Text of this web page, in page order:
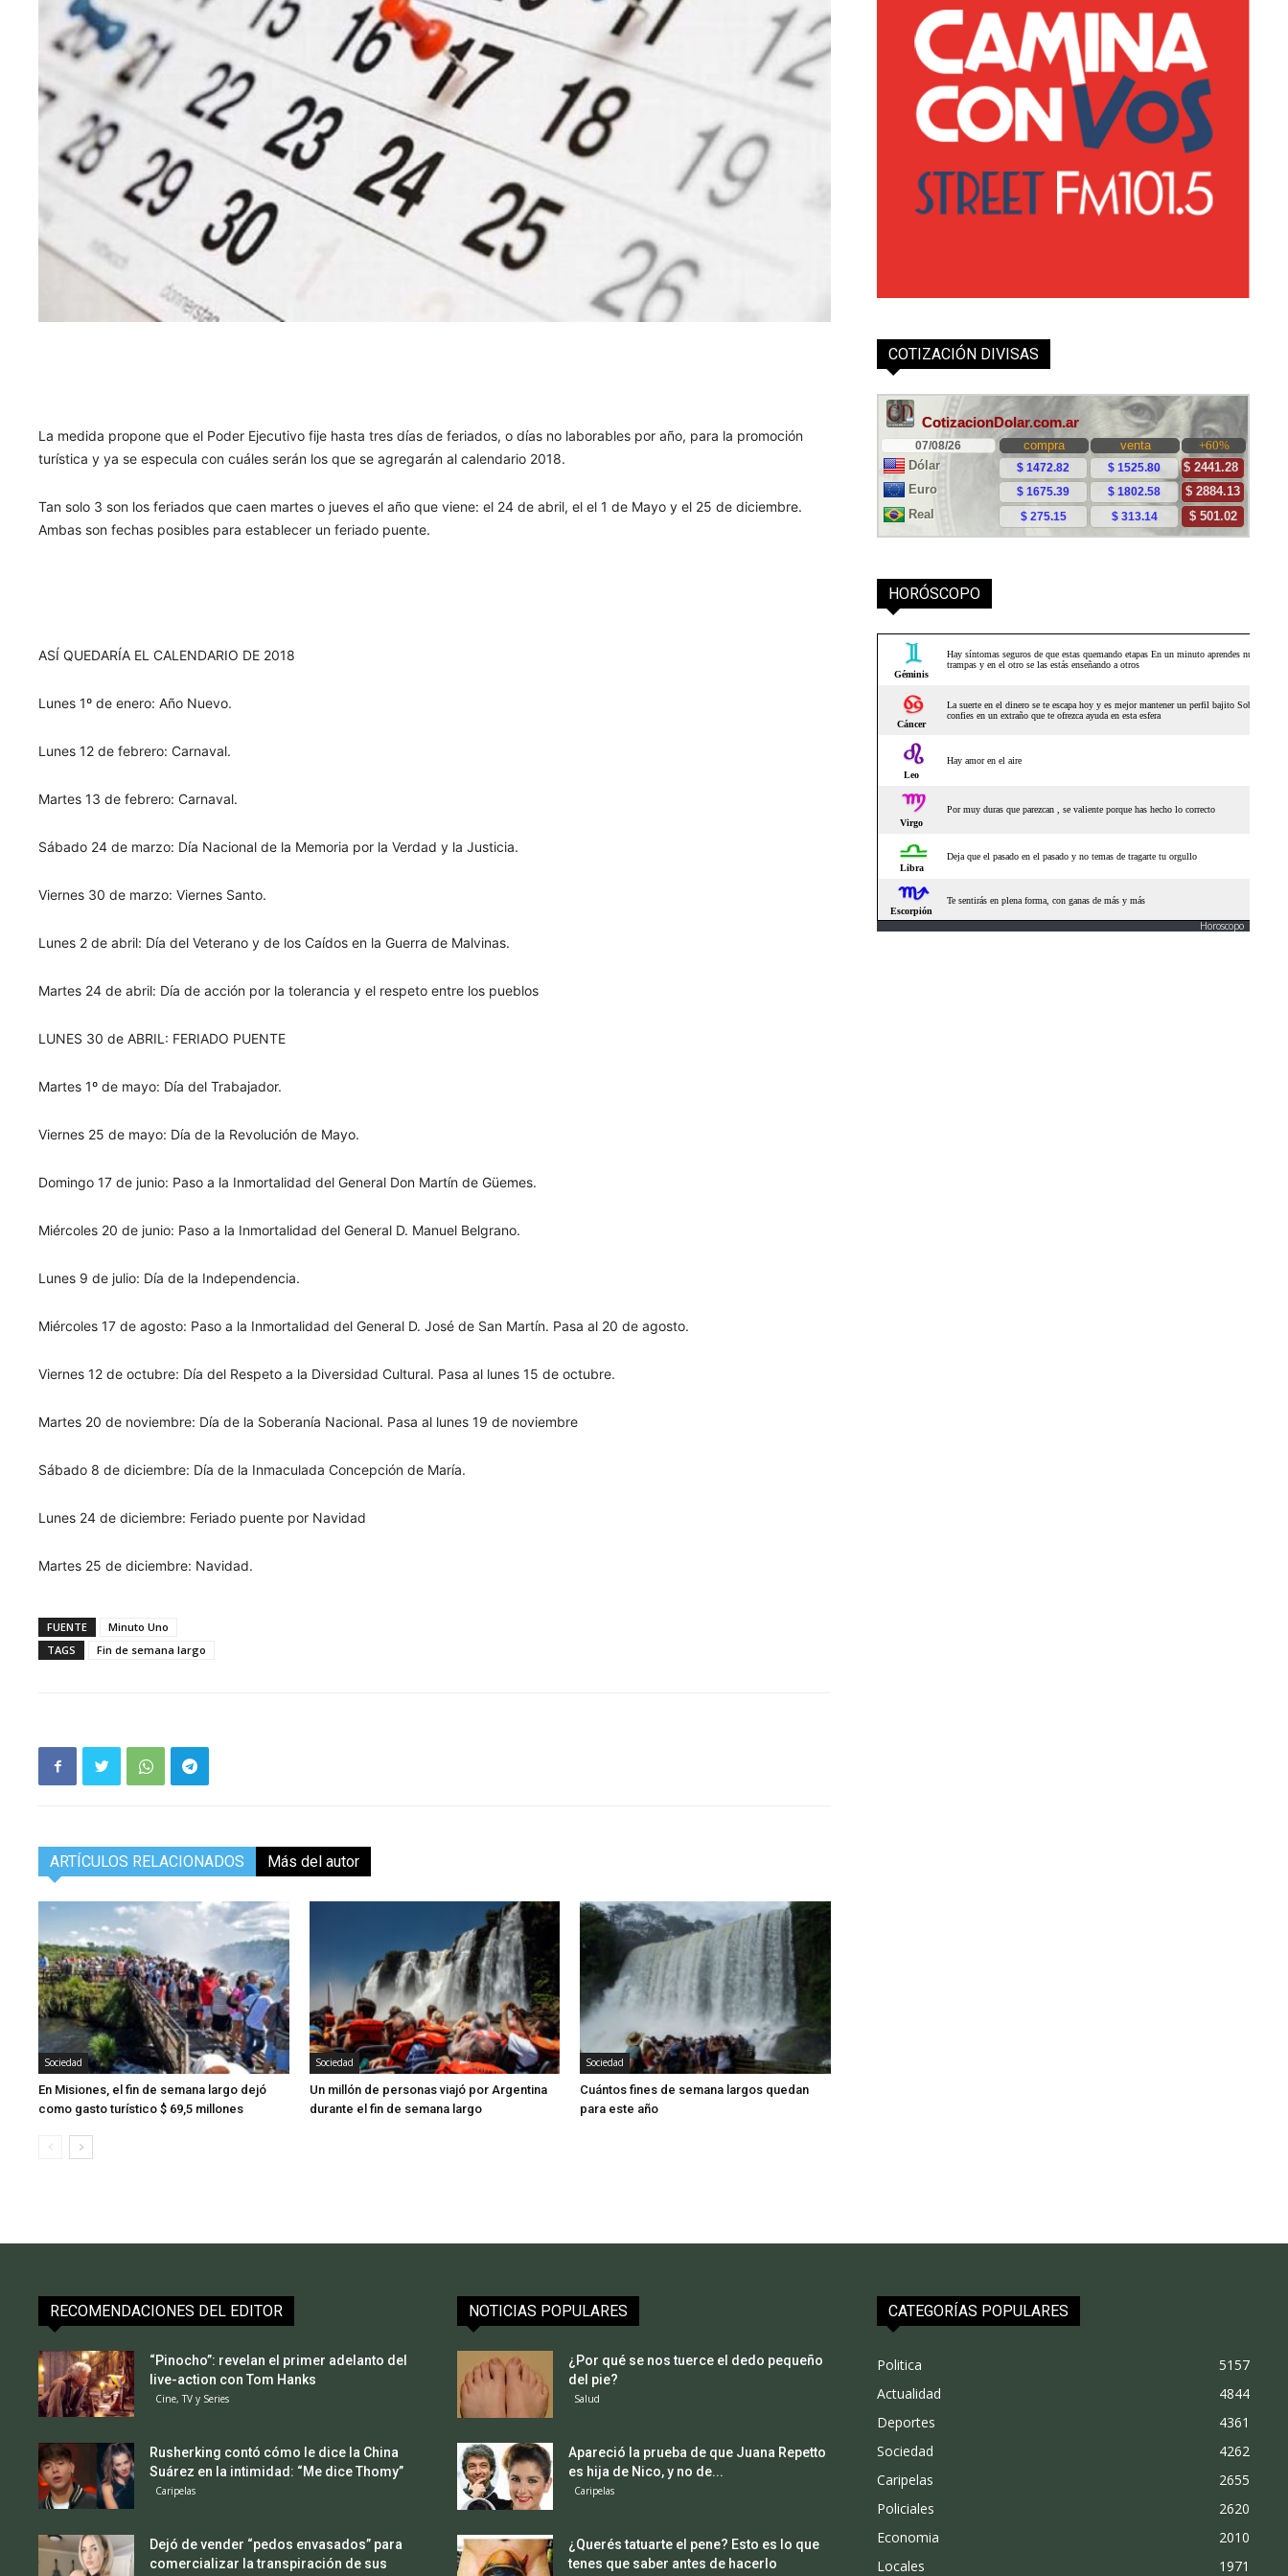
La medida propone que el Poder Ejecutivo fije hasta tres días de feriados, o días no laborables por año, para la promoción
turística y ya se especula con cuáles serán los que se agregarán al calendario 2018.
Tan solo 3 son los feriados que caen martes o jueves el año que viene: el 24 de abril, el el 1 de Mayo y el 25 de diciembre.
Ambas son fechas posibles para establecer un feriado puente.
ASÍ QUEDARÍA EL CALENDARIO DE 2018
Lunes 1º de enero: Año Nuevo.
Lunes 12 de febrero: Carnaval.
Martes 13 de febrero: Carnaval.
Sábado 24 de marzo: Día Nacional de la Memoria por la Verdad y la Justicia.
Viernes 30 de marzo: Viernes Santo.
Lunes 2 de abril: Día del Veterano y de los Caídos en la Guerra de Malvinas.
Martes 24 de abril: Día de acción por la tolerancia y el respeto entre los pueblos
LUNES 30 de ABRIL: FERIADO PUENTE
Martes 1º de mayo: Día del Trabajador.
Viernes 25 de mayo: Día de la Revolución de Mayo.
Domingo 17 de junio: Paso a la Inmortalidad del General Don Martín de Güemes.
Miércoles 20 de junio: Paso a la Inmortalidad del General D. Manuel Belgrano.
Lunes 9 de julio: Día de la Independencia.
Miércoles 17 de agosto: Paso a la Inmortalidad del General D. José de San Martín. Pasa al 20 de agosto.
Viernes 12 de octubre: Día del Respeto a la Diversidad Cultural. Pasa al lunes 15 de octubre.
Martes 20 de noviembre: Día de la Soberanía Nacional. Pasa al lunes 19 de noviembre
Sábado 8 de diciembre: Día de la Inmaculada Concepción de María.
Lunes 24 de diciembre: Feriado puente por Navidad
Martes 25 de diciembre: Navidad.
FUENTE
Minuto Uno
TAGS
Fin de semana largo
ARTÍCULOS RELACIONADOS Más del autor
Sociedad
En Misiones, el fin de semana largo dejó
como gasto turístico $ 69,5 millones
Sociedad
Un millón de personas viajó por Argentina
durante el fin de semana largo
Sociedad
Cuántos fines de semana largos quedan
para este año
COTIZACIÓN DIVISAS
HORÓSCOPO
Horoscopo
RECOMENDACIONES DEL EDITOR
“Pinocho”: revelan el primer adelanto del
live-action con Tom Hanks
Cine, TV y Series
Rusherking contó cómo le dice la China
Suárez en la intimidad: “Me dice Thomy”
Caripelas
Dejó de vender “pedos envasados” para
comercializar la transpiración de sus
NOTICIAS POPULARES
¿Por qué se nos tuerce el dedo pequeño
del pie?
Salud
Apareció la prueba de que Juana Repetto
es hija de Nico, y no de...
Caripelas
¿Querés tatuarte el pene? Esto es lo que
tenes que saber antes de hacerlo
CATEGORÍAS POPULARES
Politica
5157
Actualidad
4844
Deportes
4361
Sociedad
4262
Caripelas
2655
Policiales
2620
Economia
2010
Locales
1971